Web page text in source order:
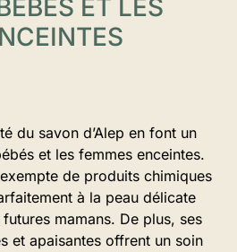
ET LES
du savon d’Alep en font un
et les femmes enceintes.
de produits chimiques
à la peau délicate
mamans. De plus, ses
et apaisantes offrent un soin